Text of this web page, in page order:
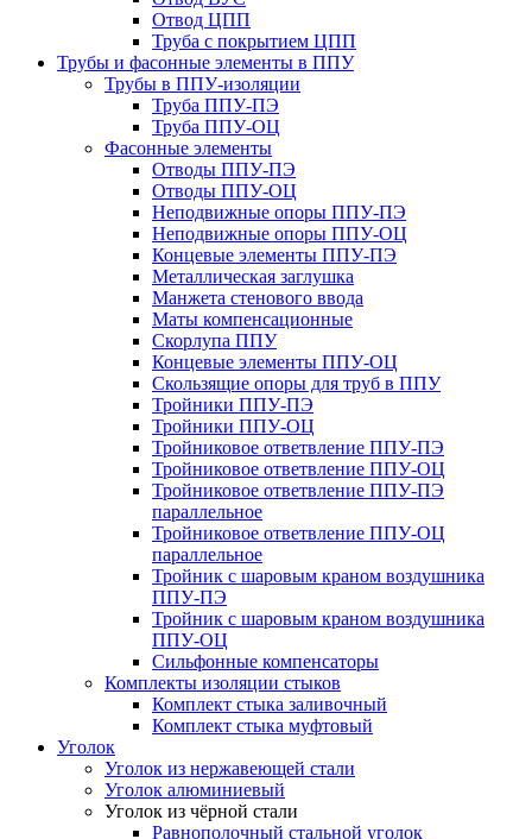
Отвод ЦПП
Труба с покрытием ЦПП
Трубы и фасонные элементы в ППУ
Трубы в ППУ-изоляции
Труба ППУ-ПЭ
Труба ППУ-ОЦ
Фасонные элементы
Отводы ППУ-ПЭ
Отводы ППУ-ОЦ
Неподвижные опоры ППУ-ПЭ
Неподвижные опоры ППУ-ОЦ
Концевые элементы ППУ-ПЭ
Металлическая заглушка
Манжета стенового ввода
Маты компенсационные
Скорлупа ППУ
Концевые элементы ППУ-ОЦ
Скользящие опоры для труб в ППУ
Тройники ППУ-ПЭ
Тройники ППУ-ОЦ
Тройниковое ответвление ППУ-ПЭ
Тройниковое ответвление ППУ-ОЦ
Тройниковое ответвление ППУ-ПЭ
параллельное
Тройниковое ответвление ППУ-ОЦ
параллельное
Тройник с шаровым краном воздушника
ППУ-ПЭ
Тройник с шаровым краном воздушника
ППУ-ОЦ
Сильфонные компенсаторы
Комплекты изоляции стыков
Комплект стыка заливочный
Комплект стыка муфтовый
Уголок
Уголок из нержавеющей стали
Уголок алюминиевый
Уголок из чёрной стали
Равнополочный стальной уголок